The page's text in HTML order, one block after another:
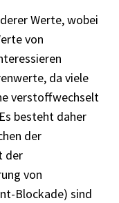
Werte, wobei
von
da viele
verstoffwechselt
besteht daher
der
der
von
Blockade) sind